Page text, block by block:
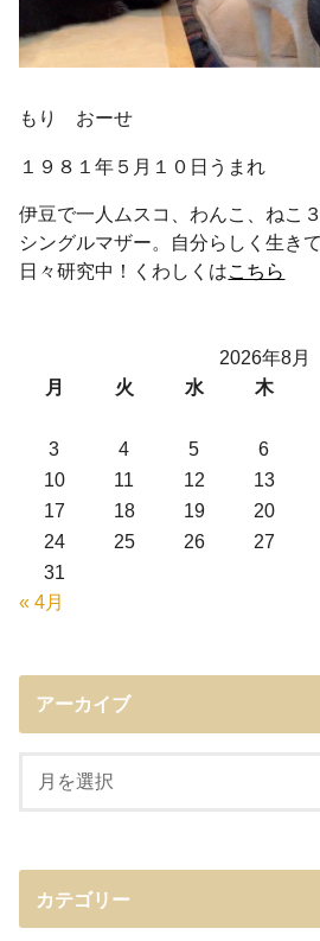
もり おーせ
１９８１年５月１０日うまれ
伊豆で一人ムスコ、わんこ、ねこ
シングルマザー。自分らしく生き
日々研究中！くわしくはこちら
2026年8月
月
火 水 木
3
4 5 6
10
11 12 13
17
18 19 20
24
25 26 27
31
« 4月
アーカイブ
カテゴリー